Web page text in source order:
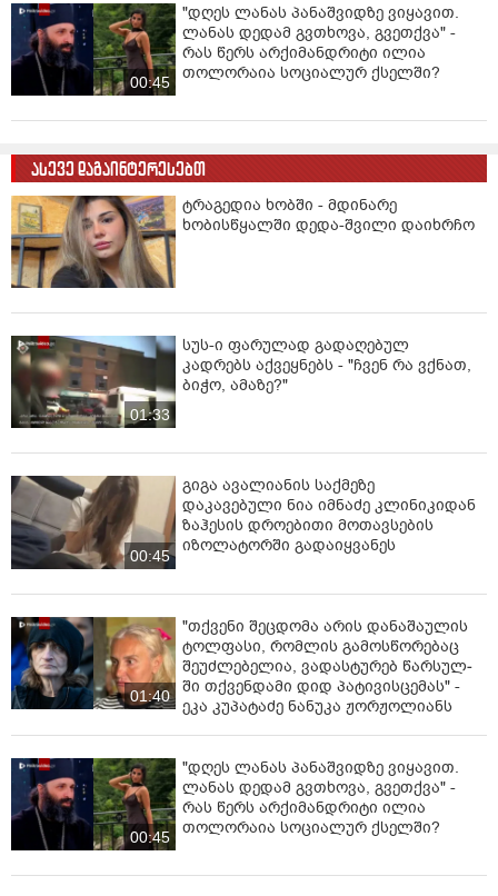
00:45
"დღეს ლანას პანაშვიდზე ვიყავით.
ლანას დედამ გვთხოვა, გვეთქვა" -
რას წერს არქიმანდრიტი ილია
თოლორაია სოციალურ ქსელში?
ასევე დაგაინტერესებთ
ტრაგედია ხობში - მდინარე
ხობისწყალში დედა-შვილი დაიხრჩო
01:33
სუს-ი ფარულად გადაღებულ
კადრებს აქვეყნებს - "ჩვენ რა ვქნათ,
ბიჭო, ამაზე?"
00:45
გიგა ავალიანის საქმეზე
დაკავებული ნია იმნაძე კლინიკიდან
ზაჰესის დროებითი მოთავსების
იზოლატორში გადაიყვანეს
01:40
"თქვენი შეცდომა არის დანაშაულის
ტოლფასი, რომ­ლის გა­მოს­წო­რე­ბაც
შე­უძ­ლე­ბე­ლია, ვა­დას­ტუ­რებ წარ­სულ­
ში თქვენ­და­მი დიდ პა­ტი­ვის­ცე­მას" -
ეკა კუპატაძე ნანუკა ჟორჟოლიანს
00:45
"დღეს ლანას პანაშვიდზე ვიყავით.
ლანას დედამ გვთხოვა, გვეთქვა" -
რას წერს არქიმანდრიტი ილია
თოლორაია სოციალურ ქსელში?